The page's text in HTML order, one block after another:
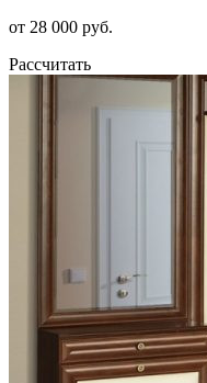
от 28 000 руб.
Рассчитать